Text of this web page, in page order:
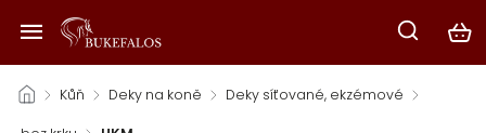
/ Kůň / Deky na koně / Deky síťované, ekzémové /